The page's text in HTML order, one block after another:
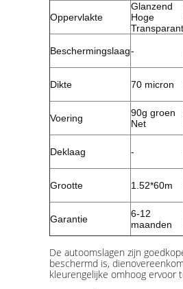
Oppervlakte
Glanzend
Hoge
Transparant
Beschermingslaag-
Dikte 70 micron
Voering
90g groen
Net
Deklaag -
Grootte 1.52*60m
Garantie
6-12
maanden
De autoomslagen zijn
beschermd is,
kleurengelijke omhoog ervoor